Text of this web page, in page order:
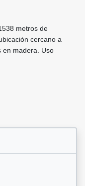
metros de
cercano a
en madera. Uso